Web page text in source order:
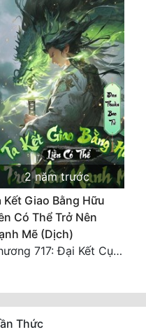
2 năm trước
Kết Giao Bằng Hữu
Có Thể Trở Nên
Mẽ (Dịch)
Chương 717: Đại Kết Cục (Toàn Thư Xong)
Thức